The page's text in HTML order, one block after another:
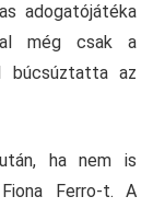
adogatójátéka
még csak a
búcsúztatta az
ha nem is
Ferro-t. A